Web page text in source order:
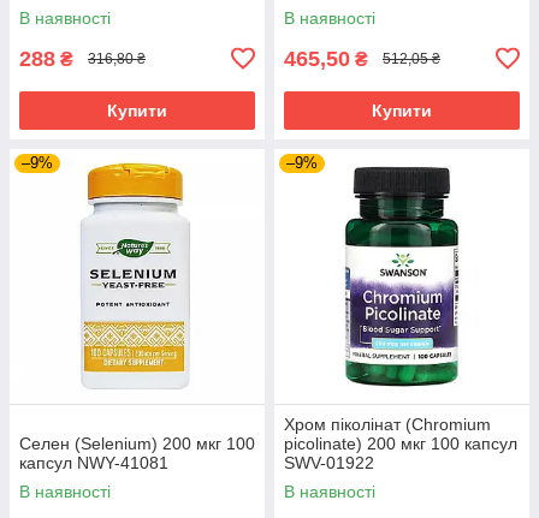
В наявності
288 ₴ 316,80 ₴
Купити
В наявності
465,50 ₴ 512,05 ₴
Купити
–9%
Селен (Selenium) 200 мкг 100
капсул NWY-41081
В наявності
–9%
Хром піколінат (Chromium
picolinate) 200 мкг 100 капсул
SWV-01922
В наявності